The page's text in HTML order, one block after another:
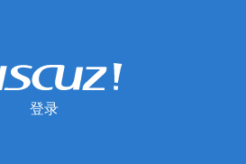
登录